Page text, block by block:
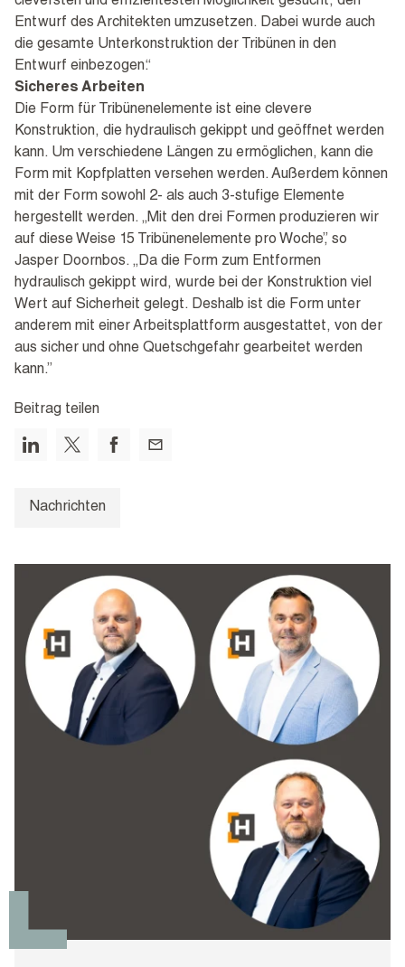
Entwurf des Architekten umzusetzen. Dabei wurde auch
die gesamte Unterkonstruktion der Tribünen in den
Entwurf einbezogen.“
Sicheres Arbeiten
Die Form für Tribünenelemente ist eine clevere
Konstruktion, die hydraulisch gekippt und geöffnet werden
kann. Um verschiedene Längen zu ermöglichen, kann die
Form mit Kopfplatten versehen werden. Außerdem können
mit der Form sowohl 2- als auch 3-stufige Elemente
hergestellt werden. „Mit den drei Formen produzieren wir
auf diese Weise 15 Tribünenelemente pro Woche”, so
Jasper Doornbos. „Da die Form zum Entformen
hydraulisch gekippt wird, wurde bei der Konstruktion viel
Wert auf Sicherheit gelegt. Deshalb ist die Form unter
anderem mit einer Arbeitsplattform ausgestattet, von der
aus sicher und ohne Quetschgefahr gearbeitet werden
kann.”
Beitrag teilen
Nachrichten